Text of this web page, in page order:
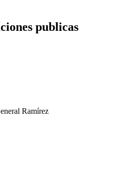
publicas
Ramírez